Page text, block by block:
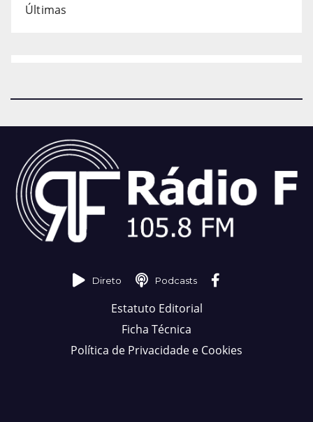
Últimas
Direto Podcasts
Estatuto Editorial
Ficha Técnica
Política de Privacidade e Cookies